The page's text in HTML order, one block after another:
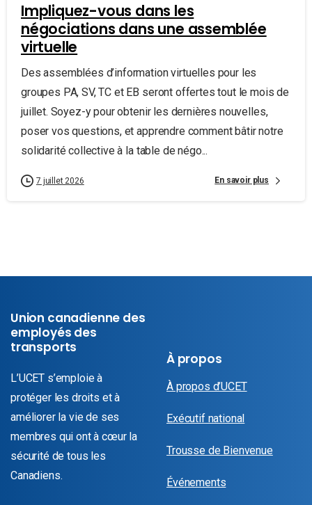
Impliquez-vous dans les
négociations dans une assemblée
virtuelle
Des assemblées d’information virtuelles pour les
groupes PA, SV, TC et EB seront offertes tout le mois de
juillet. Soyez-y pour obtenir les dernières nouvelles,
poser vos questions, et apprendre comment bâtir notre
solidarité collective à la table de négo...
7 juillet 2026 En savoir plus
Union canadienne des
employés des
transports
L’UCET s’emploie à
protéger les droits et à
améliorer la vie de ses
membres qui ont à cœur la
sécurité de tous les
Canadiens.
À propos
À propos d’UCET
Exécutif national
Trousse de Bienvenue
Événements